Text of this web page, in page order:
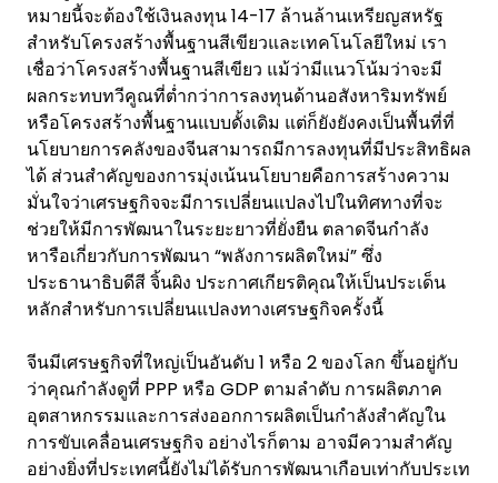
หมายนี้จะต้องใช้เงินลงทุน 14-17 ล้านล้านเหรียญสหรัฐ
สำหรับโครงสร้างพื้นฐานสีเขียวและเทคโนโลยีใหม่ เรา
เชื่อว่าโครงสร้างพื้นฐานสีเขียว แม้ว่ามีแนวโน้มว่าจะมี
ผลกระทบทวีคูณที่ต่ำกว่าการลงทุนด้านอสังหาริมทรัพย์
หรือโครงสร้างพื้นฐานแบบดั้งเดิม แต่ก็ยังยังคงเป็นพื้นที่ที่
นโยบายการคลังของจีนสามารถมีการลงทุนที่มีประสิทธิผล
ได้ ส่วนสำคัญของการมุ่งเน้นนโยบายคือการสร้างความ
มั่นใจว่าเศรษฐกิจจะมีการเปลี่ยนแปลงไปในทิศทางที่จะ
ช่วยให้มีการพัฒนาในระยะยาวที่ยั่งยืน ตลาดจีนกำลัง
หารือเกี่ยวกับการพัฒนา “พลังการผลิตใหม่” ซึ่ง
ประธานาธิบดีสี จิ้นผิง ประกาศเกียรติคุณให้เป็นประเด็น
หลักสำหรับการเปลี่ยนแปลงทางเศรษฐกิจครั้งนี้
จีนมีเศรษฐกิจที่ใหญ่เป็นอันดับ 1 หรือ 2 ของโลก ขึ้นอยู่กับ
ว่าคุณกำลังดูที่ PPP หรือ GDP ตามลำดับ การผลิตภาค
อุตสาหกรรมและการส่งออกการผลิตเป็นกำลังสำคัญใน
การขับเคลื่อนเศรษฐกิจ อย่างไรก็ตาม อาจมีความสำคัญ
อย่างยิ่งที่ประเทศนี้ยังไม่ได้รับการพัฒนาเกือบเท่ากับประเท